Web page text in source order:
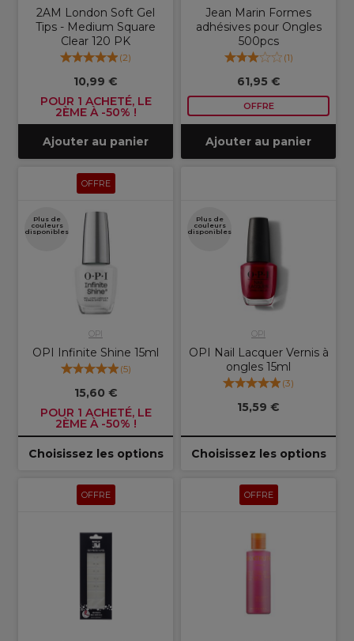
2AM London Soft Gel
Tips - Medium Square
Clear 120 PK
(2)
10,99 €
POUR 1 ACHETÉ, LE
2ÈME À -50% !
Ajouter au panier
Jean Marin Formes
adhésives pour Ongles
500pcs
(1)
61,95 €
OFFRE
Ajouter au panier
OFFRE
Plus de
couleurs
disponibles
OPI
OPI Infinite Shine 15ml
(5)
15,60 €
POUR 1 ACHETÉ, LE
2ÈME À -50% !
Choisissez les options
Plus de
couleurs
disponibles
OPI
OPI Nail Lacquer Vernis à
ongles 15ml
(3)
15,59 €
Choisissez les options
OFFRE OFFRE